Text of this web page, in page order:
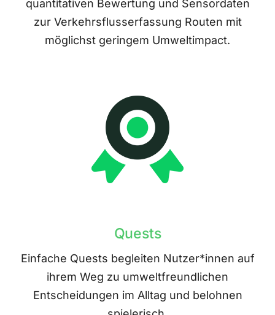
quantitativen Bewertung und Sensordaten
zur Verkehrsflusserfassung Routen mit
möglichst geringem Umweltimpact.
Quests
Einfache Quests begleiten Nutzer*innen auf
ihrem Weg zu umweltfreundlichen
Entscheidungen im Alltag und belohnen